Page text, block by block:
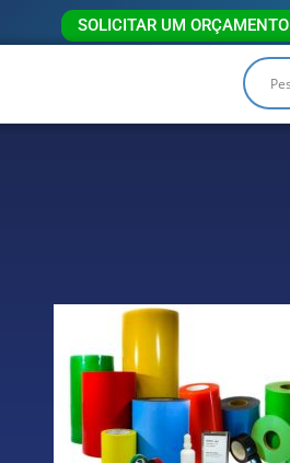
SOLICITAR UM ORÇAMENTO